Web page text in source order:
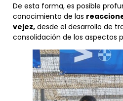
De esta forma, es posible
conocimiento de las
vejez, desde el desarrollo de
consolidación de los aspectos